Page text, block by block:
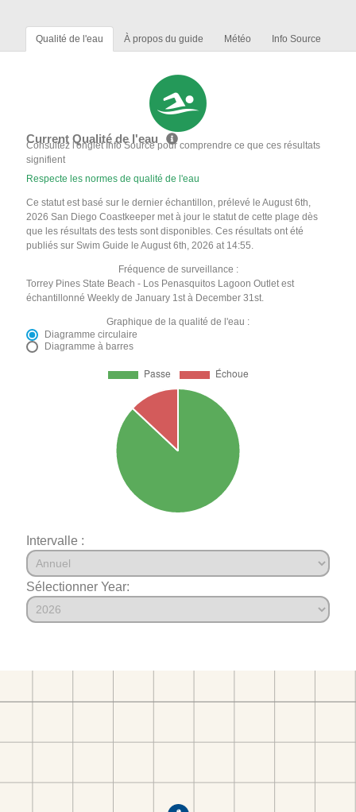
Qualité de l'eau À propos du guide Météo Info Source
Current Qualité de l'eau
Consultez l'onglet Info Source pour comprendre ce que ces résultats
signifient
Respecte les normes de qualité de l'eau
Ce statut est basé sur le dernier échantillon, prélevé le August 6th,
2026 San Diego Coastkeeper met à jour le statut de cette plage dès
que les résultats des tests sont disponibles. Ces résultats ont été
publiés sur Swim Guide le August 6th, 2026 at 14:55.
Fréquence de surveillance :
Torrey Pines State Beach - Los Penasquitos Lagoon Outlet est
échantillonné Weekly de January 1st à December 31st.
Graphique de la qualité de l'eau :
Diagramme circulaire
Diagramme à barres
Intervalle :
Sélectionner Year: